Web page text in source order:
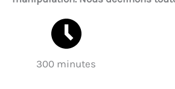
300 minutes